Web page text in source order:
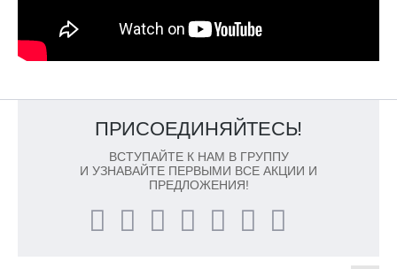
ПРИСОЕДИНЯЙТЕСЬ!
ВСТУПАЙТЕ К НАМ В ГРУППУ
И УЗНАВАЙТЕ ПЕРВЫМИ ВСЕ АКЦИИ И
ПРЕДЛОЖЕНИЯ!